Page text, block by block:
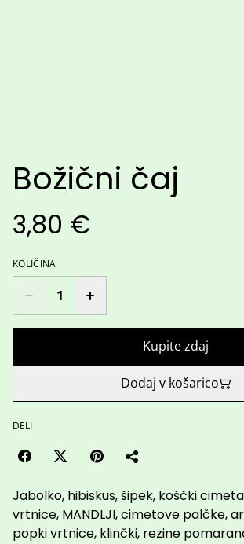
Božični čaj
3,80 €
KOLIČINA
Kupite zdaj
Dodaj v košarico
DELI
Jabolko, hibiskus, šipek, koščki
vrtnice, MANDLJI, cimetove palčke,
popki vrtnice, klinčki, rezine